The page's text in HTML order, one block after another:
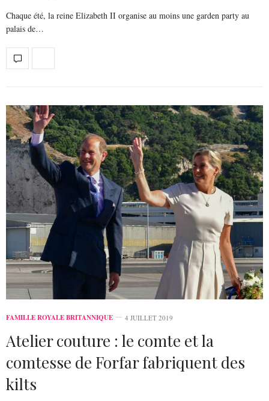
Chaque été, la reine Elizabeth II organise au moins une garden party au
palais de…
FAMILLE ROYALE BRITANNIQUE 4 JUILLET 2019
Atelier couture : le comte et la
comtesse de Forfar fabriquent des
kilts